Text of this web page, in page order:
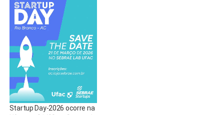
Startup Day-2026 ocorre na